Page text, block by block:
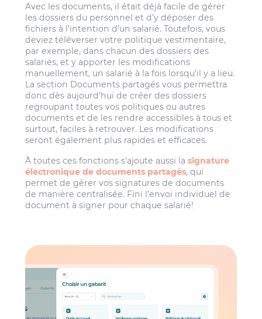
Avec les documents, il était déjà facile de gérer
les dossiers du personnel et d’y déposer des
fichiers à l’intention d’un salarié. Toutefois, vous
deviez téléverser votre politique vestimentaire,
par exemple, dans chacun des dossiers des
salariés, et y apporter les modifications
manuellement, un salarié à la fois lorsqu’il y a lieu.
La section Documents partagés vous permettra
donc dès aujourd’hui de créer des dossiers
regroupant toutes vos politiques ou autres
documents et de les rendre accessibles à tous et
surtout, faciles à retrouver. Les modifications
seront également plus rapides et efficaces.
À toutes ces fonctions s’ajoute aussi lasignature
électronique de documents partagés, qui
permet de gérer vos signatures de documents
de manière centralisée. Fini l’envoi individuel de
document à signer pour chaque salarié!